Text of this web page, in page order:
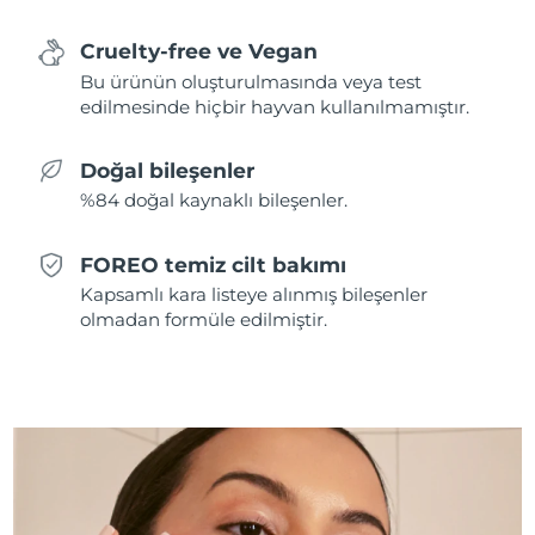
Cruelty-free ve Vegan
Bu ürünün oluşturulmasında veya test
edilmesinde hiçbir hayvan kullanılmamıştır.
Doğal bileşenler
%84 doğal kaynaklı bileşenler.
FOREO temiz cilt bakımı
Kapsamlı kara listeye alınmış bileşenler
olmadan formüle edilmiştir.
Hollanda
Yeni Zelanda
Tahmini teslim tarihi
Norveç
Umman
Tahmini teslim tarihi